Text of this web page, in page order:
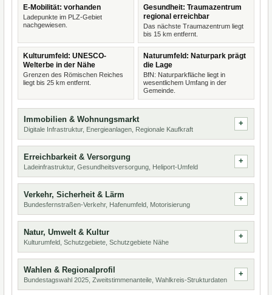
E-Mobilität: vorhanden
Ladepunkte im PLZ-Gebiet
nachgewiesen.
Gesundheit: Traumazentrum
regional erreichbar
Das nächste Traumazentrum liegt
bis 15 km entfernt.
Kulturumfeld: UNESCO-
Welterbe in der Nähe
Grenzen des Römischen Reiches
liegt bis 25 km entfernt.
Naturumfeld: Naturpark prägt
die Lage
BfN: Naturparkfläche liegt in
wesentlichem Umfang in der
Gemeinde.
Immobilien & Wohnungsmarkt
Digitale Infrastruktur, Energieanlagen, Regionale Kaufkraft
Erreichbarkeit & Versorgung
Ladeinfrastruktur, Gesundheitsversorgung, Heliport-Umfeld
Verkehr, Sicherheit & Lärm
Bundesfernstraßen-Verkehr, Hafenumfeld, Motorisierung
Natur, Umwelt & Kultur
Kulturumfeld, Schutzgebiete, Schutzgebiete Nähe
Wahlen & Regionalprofil
Bundestagswahl 2025, Zweitstimmenanteile, Wahlkreis-Strukturdaten